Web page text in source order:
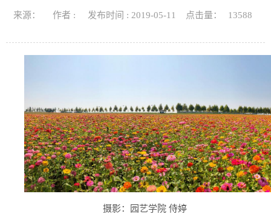
来源： 作者 : 发布时间 : 2019-05-11 点击量： 13588
摄影：园艺学院 侍婷